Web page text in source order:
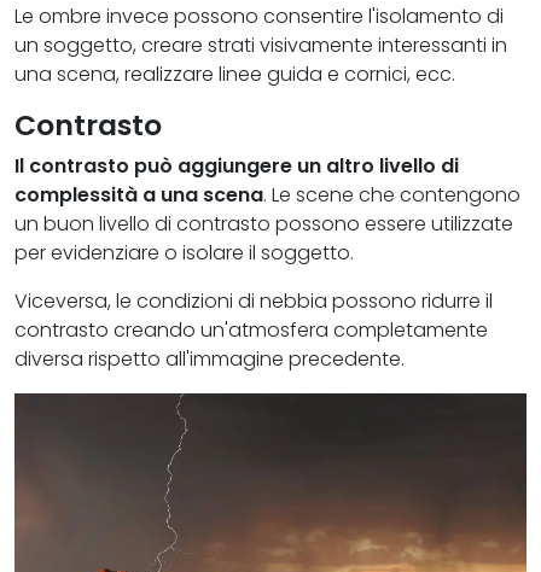
Le ombre invece possono consentire l'isolamento di
un soggetto, creare strati visivamente interessanti in
una scena, realizzare linee guida e cornici, ecc.
Contrasto
Il contrasto può aggiungere un altro livello di
complessità a una scena. Le scene che contengono
un buon livello di contrasto possono essere utilizzate
per evidenziare o isolare il soggetto.
Viceversa, le condizioni di nebbia possono ridurre il
contrasto creando un'atmosfera completamente
diversa rispetto all'immagine precedente.